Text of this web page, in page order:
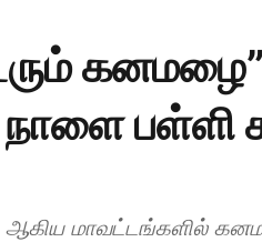
பள்ளி
ஆகிய மாவட்டங்களில்